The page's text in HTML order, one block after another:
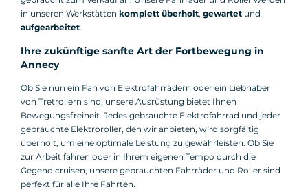
in unseren Werkstätten komplett überholt, gewartet und
aufgearbeitet.
Ihre zukünftige sanfte Art der Fortbewegung in
Annecy
Ob Sie nun ein Fan von Elektrofahrrädern oder ein Liebhaber
von Tretrollern sind, unsere Ausrüstung bietet Ihnen
Bewegungsfreiheit. Jedes gebrauchte Elektrofahrrad und jeder
gebrauchte Elektroroller, den wir anbieten, wird sorgfältig
überholt, um eine optimale Leistung zu gewährleisten. Ob Sie
zur Arbeit fahren oder in Ihrem eigenen Tempo durch die
Gegend cruisen, unsere gebrauchten Fahrräder und Roller sind
perfekt für alle Ihre Fahrten.